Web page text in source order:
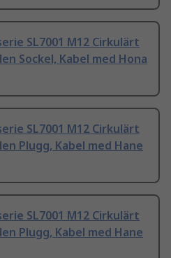
SL7001 M12 Cirkulärt
Sockel, Kabel med Hona
SL7001 M12 Cirkulärt
Plugg, Kabel med Hane
SL7001 M12 Cirkulärt
Plugg, Kabel med Hane